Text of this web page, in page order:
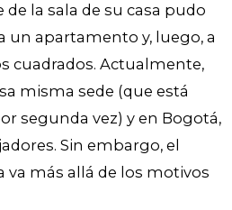
de la sala de su casa pudo
un apartamento y, luego, a
cuadrados. Actualmente,
misma sede (que está
segunda vez) y en Bogotá,
Sin embargo, el
va más allá de los motivos